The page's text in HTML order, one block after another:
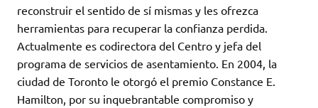
reconstruir el sentido de sí mismas y les ofrezca
herramientas para recuperar la confianza perdida.
Actualmente es codirectora del Centro y jefa del
programa de servicios de asentamiento. En 2004, la
ciudad de Toronto le otorgó el premio Constance E.
Hamilton, por su inquebrantable compromiso y